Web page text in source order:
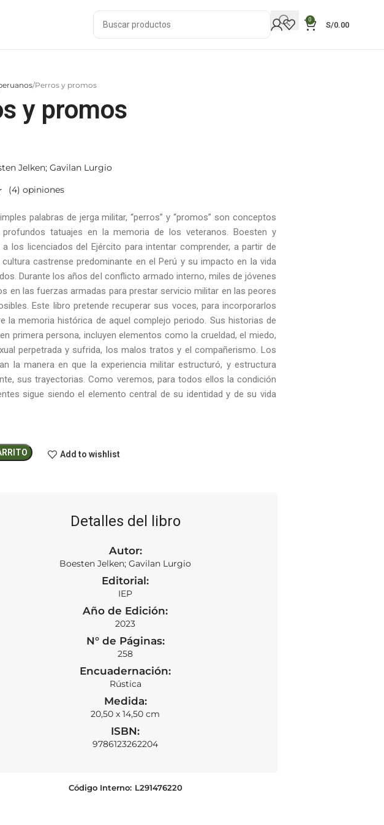
0
S/0.00
Perros y promos
y promos
Jelken; Gavilan Lurgio
(4) opiniones
palabras de jerga militar, “perros” y “promos” son conceptos
profundos tatuajes en la memoria de los veteranos. Boesten y
a los licenciados del Ejército para intentar comprender, a partir de
castrense predominante en el Perú y su impacto en la vida
Durante los años del conflicto armado interno, miles de jóvenes
en las fuerzas armadas para prestar servicio militar en las peores
Este libro pretende recuperar sus voces, para incorporarlos
la memoria histórica de aquel complejo periodo. Sus historias de
primera persona, incluyen elementos como la crueldad, el miedo,
perpetrada y sufrida, los malos tratos y el compañerismo. Los
la manera en que la experiencia militar estructuró, y estructura
sus trayectorias. Como veremos, para todos ellos la condición
sigue siendo el elemento central de su identidad y de su vida
Add to wishlist
Detalles del libro
Autor:
Boesten Jelken; Gavilan Lurgio
Editorial:
IEP
Año de Edición:
2023
N° de Páginas:
258
Encuadernación:
Rústica
Medida:
20,50 x 14,50 cm
ISBN:
9786123262204
Código Interno: L291476220